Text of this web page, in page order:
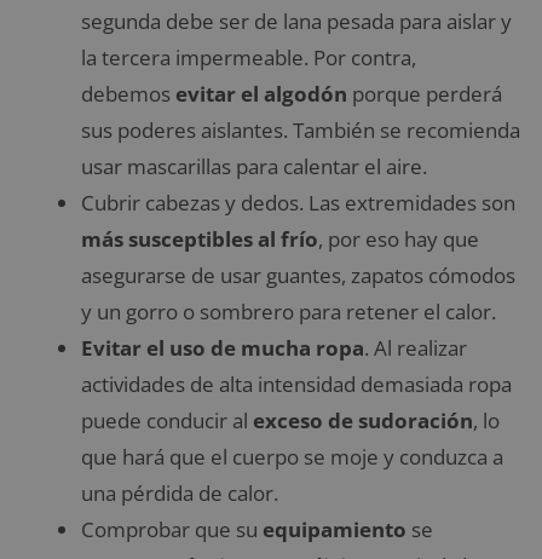
segunda debe ser de lana pesada para aislar y
la tercera impermeable. Por contra,
debemos evitar el algodón porque perderá
sus poderes aislantes. También se recomienda
usar mascarillas para calentar el aire.
Cubrir cabezas y dedos. Las extremidades son
más susceptibles al frío, por eso hay que
asegurarse de usar guantes, zapatos cómodos
y un gorro o sombrero para retener el calor.
Evitar el uso de mucha ropa. Al realizar
actividades de alta intensidad demasiada ropa
puede conducir al exceso de sudoración, lo
que hará que el cuerpo se moje y conduzca a
una pérdida de calor.
Comprobar que su equipamiento se